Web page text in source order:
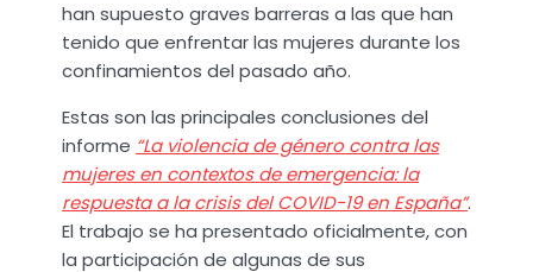
han supuesto graves barreras a las que han
tenido que enfrentar las mujeres durante los
confinamientos del pasado año.
Estas son las principales conclusiones del
informe “La violencia de género contra las
mujeres en contextos de emergencia: la
respuesta a la crisis del COVID-19 en España”.
El trabajo se ha presentado oficialmente, con
la participación de algunas de sus